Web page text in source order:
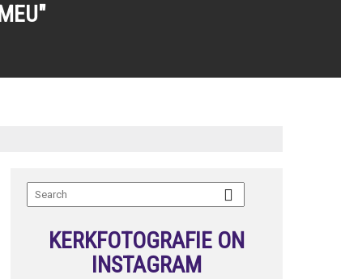
KERKFOTOGRAFIE ON
INSTAGRAM